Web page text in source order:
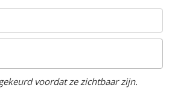
voordat ze zichtbaar zijn.